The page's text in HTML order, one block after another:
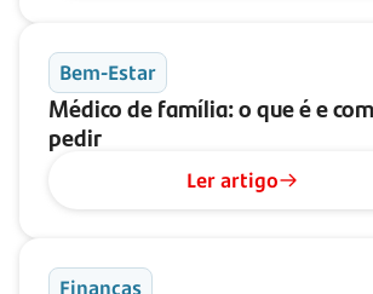
Bem-Estar
Médico de família: o que é e
pedir
Ler artigo
Finanças